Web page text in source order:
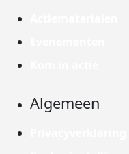
Algemeen